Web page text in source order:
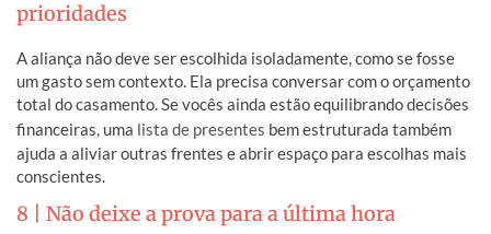
prioridades
A aliança não deve ser escolhida isoladamente, como se fosse
um gasto sem contexto. Ela precisa conversar com o orçamento
total do casamento. Se vocês ainda estão equilibrando decisões
financeiras, uma lista de presentes bem estruturada também
ajuda a aliviar outras frentes e abrir espaço para escolhas mais
conscientes.
8 | Não deixe a prova para a última hora